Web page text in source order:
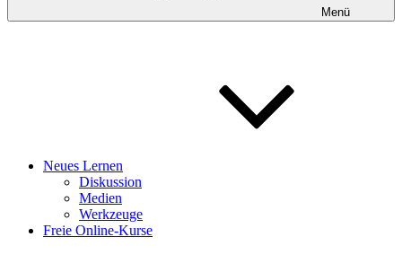
Menü
Neues Lernen
Diskussion
Medien
Werkzeuge
Freie Online-Kurse